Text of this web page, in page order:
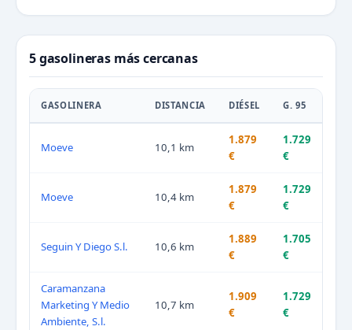
5 gasolineras más cercanas
GASOLINERA DISTANCIA DIÉSEL G. 95
Moeve 10,1 km
1.879
€
1.729
€
Moeve 10,4 km
1.879
€
1.729
€
Seguin Y Diego S.l. 10,6 km
1.889
€
1.705
€
Caramanzana
Marketing Y Medio
Ambiente, S.l.
10,7 km
1.909
€
1.729
€